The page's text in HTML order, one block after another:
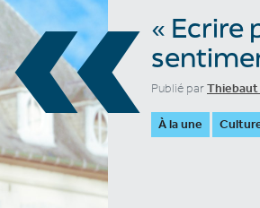
« Ecrire
Publié par
À la une